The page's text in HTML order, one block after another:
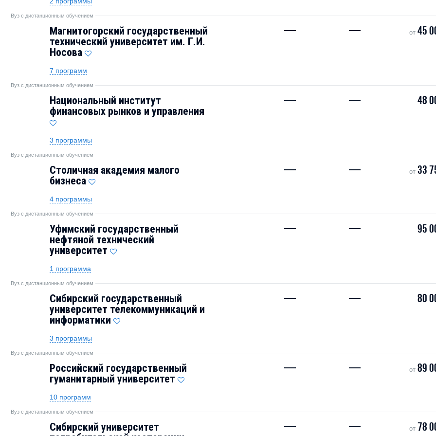
Вуз с дистанционным обучением
Магнитогорский государственный
технический университет им. Г.И.
Носова
— — от 45
7 программ
Вуз с дистанционным обучением
Национальный институт
финансовых рынков и управления
— — 48
3 программы
Вуз с дистанционным обучением
Столичная академия малого
бизнеса
— — от 33
4 программы
Вуз с дистанционным обучением
Уфимский государственный
нефтяной технический
университет
— — 95
1 программа
Вуз с дистанционным обучением
Сибирский государственный
университет телекоммуникаций и
информатики
— — 80
3 программы
Вуз с дистанционным обучением
Российский государственный
гуманитарный университет
— — от 89
10 программ
Вуз с дистанционным обучением
Сибирский университет
— — от 78